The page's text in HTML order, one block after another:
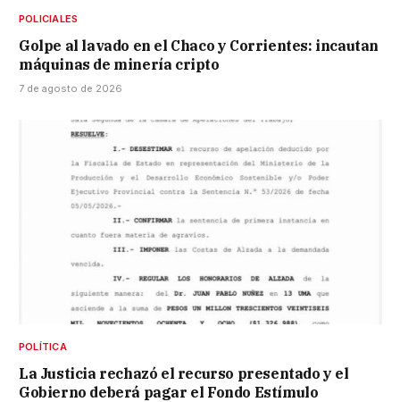
POLICIALES
Golpe al lavado en el Chaco y Corrientes: incautan
máquinas de minería cripto
7 de agosto de 2026
POLÍTICA
La Justicia rechazó el recurso presentado y el
Gobierno deberá pagar el Fondo Estímulo